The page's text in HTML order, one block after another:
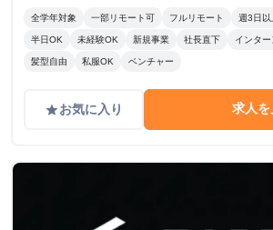
期待通り。安定して高品質な成果を出し
範囲の縮小や、当初想定していたスキル
い場合に適用します。
全学年対象 一部リモート可 フルリモート 週3日以
半日OK 未経験OK 新規事業 社長直下 インタ
髪型自由 私服OK ベンチャー
gradeお気に入り 求人を